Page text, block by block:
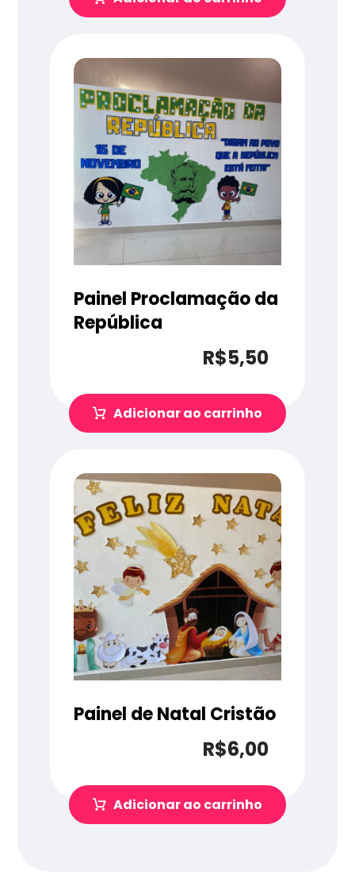
Painel Proclamação da
República
R$5,50
Adicionar ao carrinho
Painel de Natal Cristão
R$6,00
Adicionar ao carrinho